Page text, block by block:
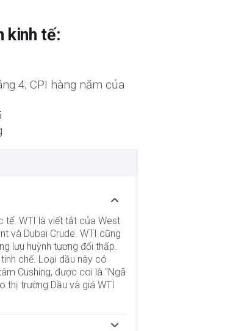
kinh tế:
4; CPI hàng năm của
tế. WTI là viết tắt của West
và Dubai Crude. WTI cũng
lưu huỳnh tương đối thấp.
chế. Loại dầu này có
Cushing, được coi là "Ngã
thị trường Dầu và giá WTI